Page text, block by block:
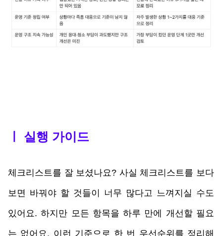
ㅣ 실행 가이드
체크리스트를 잘 보셨나요? 사실 체크리스트를 보다
보면 바꿔야 할 것들이 너무 많다고 느껴지실 수도
있어요. 하지만 모든 항목을 하루 만에 개선할 필요
는 없어요. 이런 기준으로 한 번 우선순위를 정리해